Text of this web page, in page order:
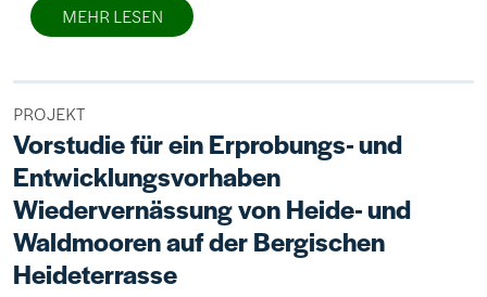
MEHR LESEN
PROJEKT
Vorstudie für ein Erprobungs- und
Entwicklungsvorhaben
Wiedervernässung von Heide- und
Waldmooren auf der Bergischen
Heideterrasse